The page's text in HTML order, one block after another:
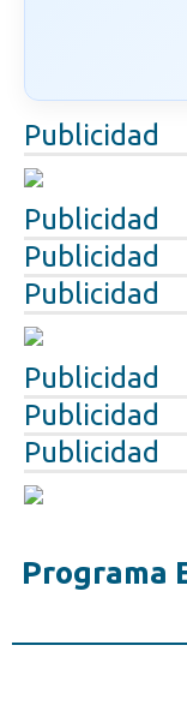
Publicidad
Publicidad
Publicidad
Publicidad
Publicidad
Publicidad
Publicidad
Programa